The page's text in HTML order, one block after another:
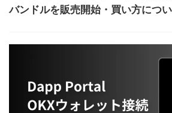
バンドルを販売開始・買い方につ